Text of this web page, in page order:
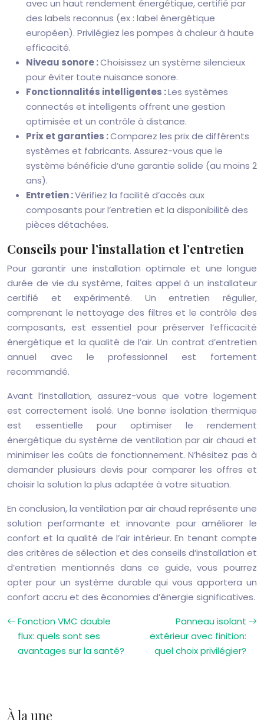
avec un haut rendement énergétique, certifié par
des labels reconnus (ex : label énergétique
européen). Privilégiez les pompes à chaleur à haute
efficacité.
Niveau sonore :Choisissez un système silencieux
pour éviter toute nuisance sonore.
Fonctionnalités intelligentes :Les systèmes
connectés et intelligents offrent une gestion
optimisée et un contrôle à distance.
Prix et garanties :Comparez les prix de différents
systèmes et fabricants. Assurez-vous que le
système bénéficie d’une garantie solide (au moins 2
ans).
Entretien :Vérifiez la facilité d’accès aux
composants pour l’entretien et la disponibilité des
pièces détachées.
Conseils pour l’installation et l’entretien
Pour garantir une installation optimale et une longue
durée de vie du système, faites appel à un installateur
certifié et expérimenté. Un entretien régulier,
comprenant le nettoyage des filtres et le contrôle des
composants, est essentiel pour préserver l’efficacité
énergétique et la qualité de l’air. Un contrat d’entretien
annuel avec le professionnel est fortement
recommandé.
Avant l’installation, assurez-vous que votre logement
est correctement isolé. Une bonne isolation thermique
est essentielle pour optimiser le rendement
énergétique du système de ventilation par air chaud et
minimiser les coûts de fonctionnement. N’hésitez pas à
demander plusieurs devis pour comparer les offres et
choisir la solution la plus adaptée à votre situation.
En conclusion, la ventilation par air chaud représente une
solution performante et innovante pour améliorer le
confort et la qualité de l’air intérieur. En tenant compte
des critères de sélection et des conseils d’installation et
d’entretien mentionnés dans ce guide, vous pourrez
opter pour un système durable qui vous apportera un
confort accru et des économies d’énergie significatives.
Fonction VMC double
flux: quels sont ses
avantages sur la santé?
Panneau isolant
extérieur avec finition:
quel choix privilégier?
À la une